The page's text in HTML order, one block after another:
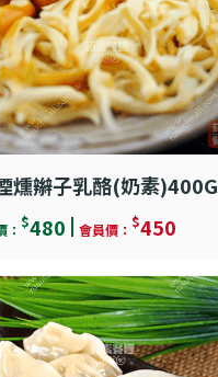
燻辮子乳酪(奶素)400G
： $480 會員價： $450